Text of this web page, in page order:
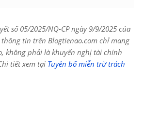
số 05/2025/NQ-CP ngày 9/9/2025 của
tin trên Blogtienao.com chỉ mang
không phải là khuyến nghị tài chính
tiết xem tại Tuyên bố miễn trừ trách